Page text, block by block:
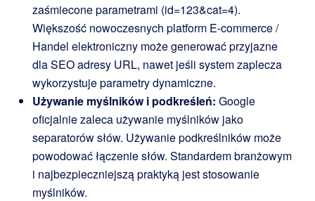
zaśmiecone parametrami (id=123&cat=4).
Większość nowoczesnych platform E-commerce /
Handel elektroniczny może generować przyjazne
dla SEO adresy URL, nawet jeśli system zaplecza
wykorzystuje parametry dynamiczne.
Używanie myślników i podkreśleń: Google
oficjalnie zaleca używanie myślników jako
separatorów słów. Używanie podkreślników może
powodować łączenie słów. Standardem branżowym
i najbezpieczniejszą praktyką jest stosowanie
myślników.